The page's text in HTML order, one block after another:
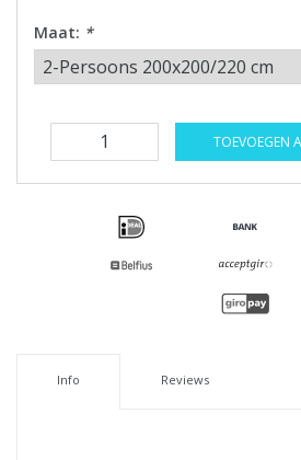
Maat: *
TOEVOEGEN
Info Reviews